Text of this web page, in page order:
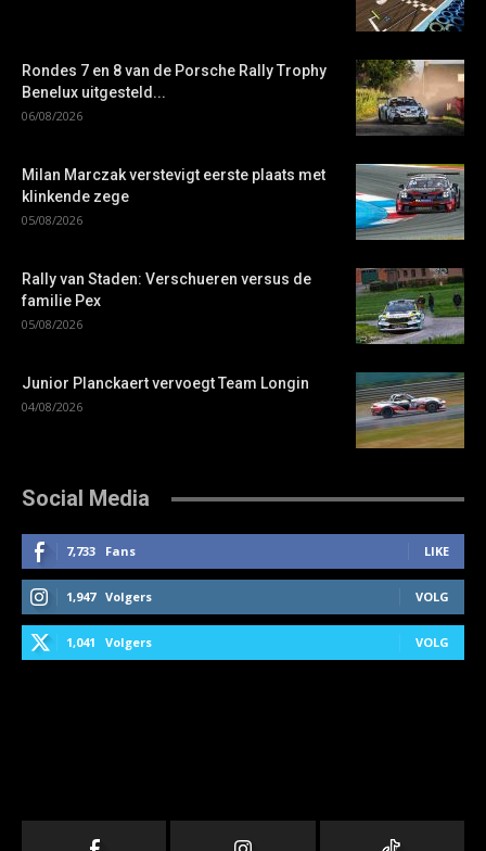
Rondes 7 en 8 van de Porsche Rally Trophy
Benelux uitgesteld...
06/08/2026
Milan Marczak verstevigt eerste plaats met
klinkende zege
05/08/2026
Rally van Staden: Verschueren versus de
familie Pex
05/08/2026
Junior Planckaert vervoegt Team Longin
04/08/2026
Social Media
7,733 Fans LIKE
1,947 Volgers VOLG
1,041 Volgers VOLG